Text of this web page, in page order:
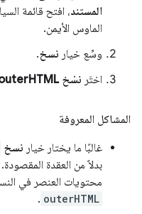
المستند، افتح قائمة
الماوس الأيمن.
وسِّع خيار نسخ.
اختَر نسْخ outerHTML
المشاكل المعروفة
غالبًا ما يختار خيار نسخ
بدلاً من العقدة
محتويات العنصر في
outerHTML
.